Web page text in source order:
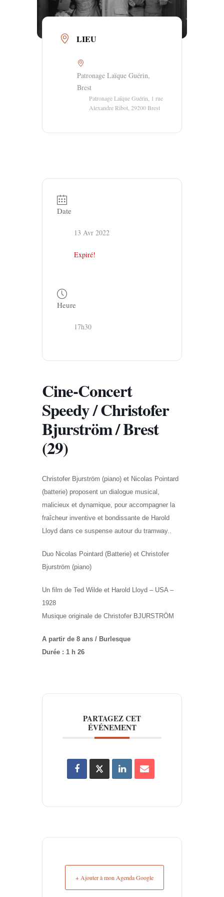
LIEU
Patronage Laïque Guérin,
Brest
Patronage Laïque Guérin, 1 rue
Alexandre Ribot, 29200 Brest
Date
13 Avr 2022
Expiré!
Heure
17h30
Cine-Concert
Speedy / Christofer
Bjurström / Brest
(29)
Christofer Bjurström (piano) et Nicolas Pointard
(batterie) proposent un dialogue musical,
malicieux et dynamique, pour accompagner la
fraîcheur inventive et bondissante de Harold
Lloyd dans ce suspense autour du tramway..
Duo Nicolas Pointard (Batterie) et Christofer
Bjurström (piano)
Un film de Ted Wilde et Harold Lloyd – USA –
1928
Musique originale de Christofer BJURSTRÖM
A partir de 8 ans / Burlesque
Durée : 1 h 26
PARTAGEZ CET
ÉVÉNEMENT
+ Ajouter à mon Agenda Google